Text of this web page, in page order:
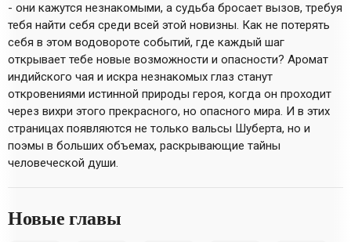
- они кажутся незнакомыми, а судьба бросает вызов, требуя
тебя найти себя среди всей этой новизны. Как не потерять
себя в этом водовороте событий, где каждый шаг
открывает тебе новые возможности и опасности? Аромат
индийского чая и искра незнакомых глаз станут
откровениями истинной природы героя, когда он проходит
через вихри этого прекрасного, но опасного мира. И в этих
страницах появляются не только вальсы Шуберта, но и
поэмы в больших объемах, раскрывающие тайны
человеческой души.
Новые главы